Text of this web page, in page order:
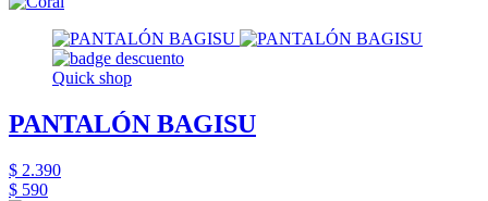
Quick shop
PANTALÓN BAGISU
$ 2.390
$ 590